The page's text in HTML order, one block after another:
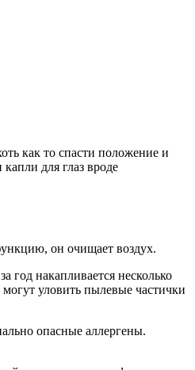
как то спасти положение и
для глаз вроде
он очищает воздух.
год накапливается несколько
уловить пылевые частички
опасные аллергены.